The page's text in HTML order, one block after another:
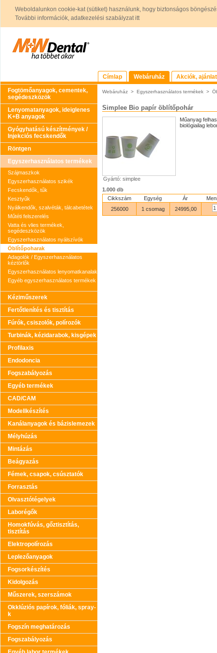
Weboldalunkon cookie-kat (sütiket) használunk, hogy biztonságos
További információk, adatkezelési szabályzat itt
Címlap Webáruház
Akciók,
Fogtömőanyagok, cementek,
segédeszközök
Lenyomatanyagok, ideiglenes
K+B anyagok
Gyógyhatású készítmények /
Injekciós fecskendők
Röntgen
Egyszerhasználatos termékek
Szájmaszkok
Egyszerhasználatos szikék
Fecskendők, tűk
Kesztyűk
Nyálkendők, szalvéták, tálcabetétek
Műtéti felszerelés
Vatta és vlies termékek,
segédeszközök
Egyszerhasználatos nyálszívók
Öblítőpoharak
Adagolók / Egyszerhasználatos
kéztörlők
Egyszerhasználatos lenyomatkanalak
Egyéb egyszerhasználatos termékek
Kéziműszerek
Fertőtlenítés és tisztítás
Fúrók, csiszolók, polírozók
Turbinák, kézidarabok, kisgépek
Profilaxis
Endodoncia
Fogszabályozás
Egyéb termékek
CAD/CAM
Modellkészítés
Kanálanyagok és bázislemezek
Mélyhúzás
Mintázás
Beágyazás
Fémek, csapok, csúsztatók
Forrasztás
Olvasztótégelyek
Laborégők
Homokfúvás, gőztisztítás,
tisztítás
Elektropolírozás
Leplezőanyagok
Fogsorkészítés
Kidolgozás
Műszerek, szerszámok
Okklúziós papírok, fóliák, spray-
k
Fogszín meghatározás
Fogszabályozás
Webáruház > Egyszerhasználatos termékek >
Simplee Bio papír öblítőpohár
Gyártó: simplee
Műanyag
biológiailag
1.000 db
Cikkszám
Egység Ár
256000
1 csomag 24995,00